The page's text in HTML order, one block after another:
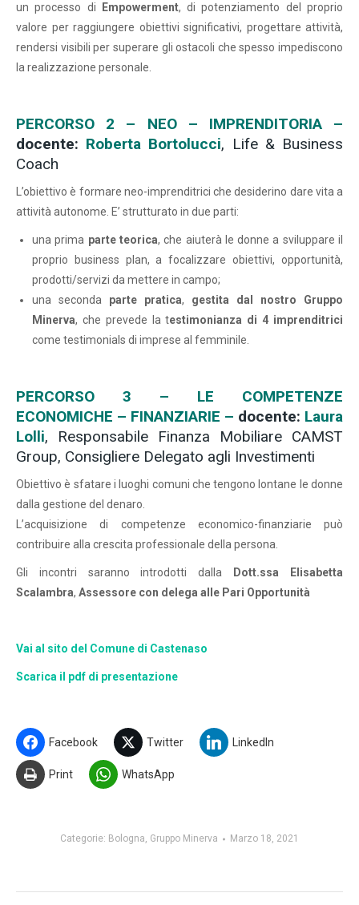
un processo di
Empowerment, di potenziamento del proprio
valore per raggiungere obiettivi significativi, progettare attività,
rendersi visibili per superare gli ostacoli che spesso impediscono
la realizzazione personale.
PERCORSO 2 – NEO – IMPRENDITORIA –
docente: Roberta Bortolucci, Life & Business
Coach
L’obiettivo è formare neo-imprenditrici che desiderino dare vita a
attività autonome. E’ strutturato in due parti:
una prima parte teorica, che aiuterà le donne a sviluppare il
proprio business plan, a focalizzare obiettivi, opportunità,
prodotti/servizi da mettere in campo;
una seconda parte pratica, gestita dal nostro Gruppo
Minerva, che prevede la testimonianza di 4 imprenditrici
come testimonials di imprese al femminile.
PERCORSO 3 – LE COMPETENZE
ECONOMICHE – FINANZIARIE – docente: Laura
Lolli, Responsabile Finanza Mobiliare CAMST
Group, Consigliere Delegato agli Investimenti
Obiettivo è sfatare i luoghi comuni che tengono lontane le donne
dalla gestione del denaro.
L’acquisizione di competenze economico-finanziarie può
contribuire alla crescita professionale della persona.
Gli incontri saranno introdotti dalla
Dott.ssa Elisabetta
Scalambra, Assessore con delega alle Pari Opportunità
Vai al sito del Comune di Castenaso
Scarica il pdf di presentazione
Facebook Twitter LinkedIn
Print WhatsApp
Categorie: Bologna, Gruppo Minerva Marzo 18, 2021